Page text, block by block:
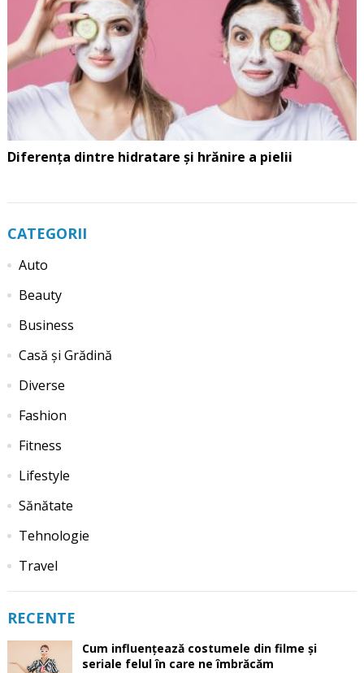
Diferența dintre hidratare și hrănire a pielii
CATEGORII
Auto
Beauty
Business
Casă și Grădină
Diverse
Fashion
Fitness
Lifestyle
Sănătate
Tehnologie
Travel
RECENTE
Cum influențează costumele din filme și
seriale felul în care ne îmbrăcăm